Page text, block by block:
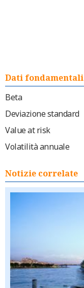
Dati fondamentali
Beta
Deviazione standard
Value at risk
Volatilità annuale
Notizie correlate